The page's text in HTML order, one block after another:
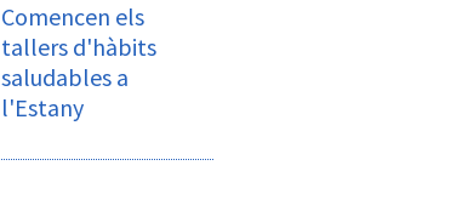
Comencen els
tallers d'hàbits
saludables a
l'Estany